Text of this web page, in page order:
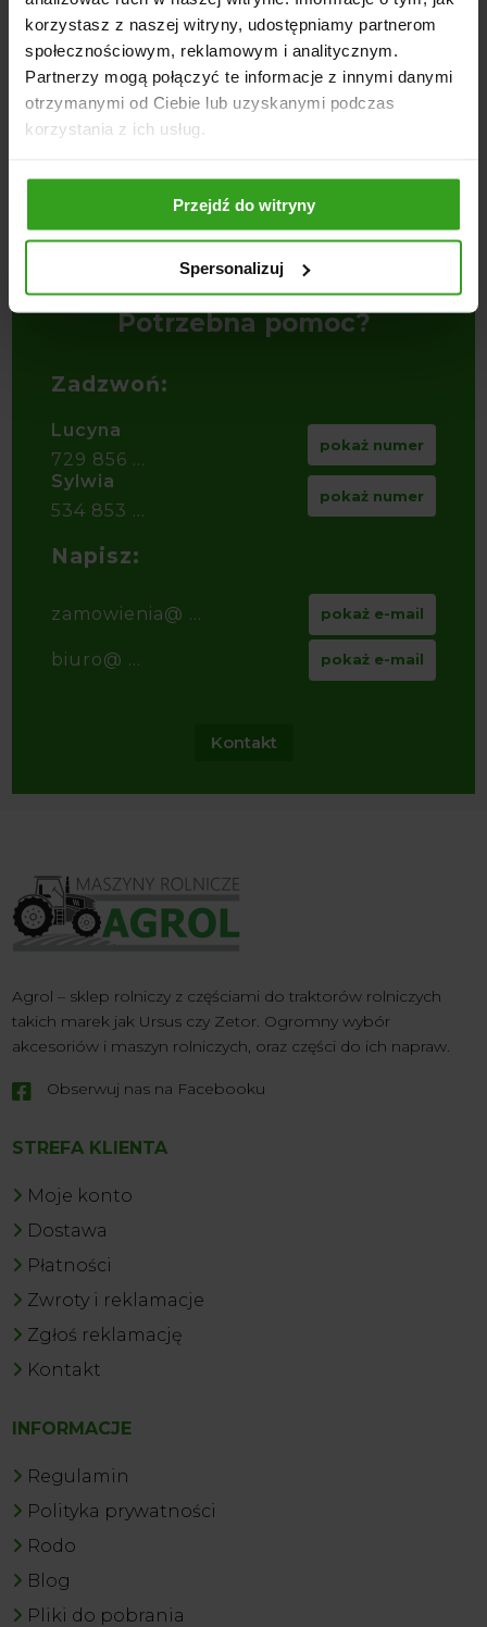
korzystasz z naszej witryny, udostępniamy partnerom
społecznościowym, reklamowym i analitycznym.
Partnerzy mogą połączyć te informacje z innymi danymi
otrzymanymi od Ciebie lub uzyskanymi podczas
korzystania z ich usług.
Przejdź do witryny
Spersonalizuj
4
Kabina Szymczak URSUS
5098,00zł
Kabina Szymczak URSUS
5098,00zł
Potrzebna pomoc?
Zadzwoń:
Lucyna
729 856 ...
pokaż numer
Sylwia
534 853 ...
pokaż numer
Napisz:
zamowienia@ ... pokaż e-mail
biuro@ ... pokaż e-mail
Kontakt
Agrol – sklep rolniczy z częściami do traktorów rolniczych
takich marek jak Ursus czy Zetor. Ogromny wybór
akcesoriów i maszyn rolniczych, oraz części do ich napraw.
 Obserwuj nas na Facebooku
STREFA KLIENTA
Moje konto
Dostawa
Płatności
Zwroty i reklamacje
Zgłoś reklamację
Kontakt
INFORMACJE
Regulamin
Polityka prywatności
Rodo
Blog
Pliki do pobrania